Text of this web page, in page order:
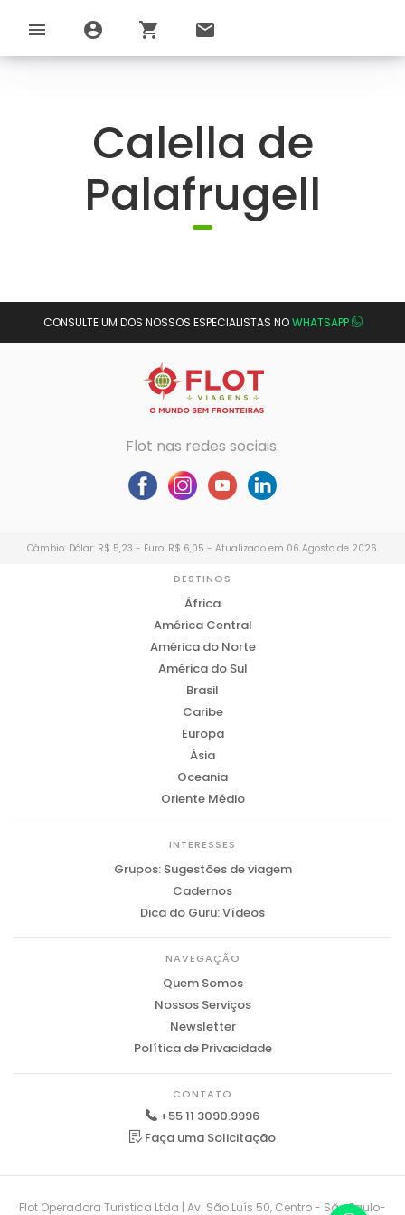
menu account_circle shopping_cart email
Calella de
Palafrugell
CONSULTE UM DOS NOSSOS ESPECIALISTAS NOWHATSAPP
Flot nas redes sociais:
Câmbio: Dólar: R$ 5,23 - Euro: R$ 6,05 - Atualizado em 06 Agosto de 2026.
DESTINOS
África
América Central
América do Norte
América do Sul
Brasil
Caribe
Europa
Ásia
Oceania
Oriente Médio
INTERESSES
Grupos: Sugestões de viagem
Cadernos
Dica do Guru: Vídeos
NAVEGAÇÃO
Quem Somos
Nossos Serviços
Newsletter
Política de Privacidade
CONTATO
+55 11 3090.9996
Faça uma Solicitação
Flot Operadora Turistica Ltda | Av. São Luís 50, Centro - São Paulo-